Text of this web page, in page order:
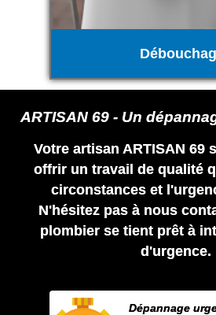
ARTISAN 69 - Un
Votre artisan ARTISAN 69
offrir un travail de qualité
circonstances et
N'hésitez pas à nous
plombier se tient prêt à
d'urgence.
Dépannage